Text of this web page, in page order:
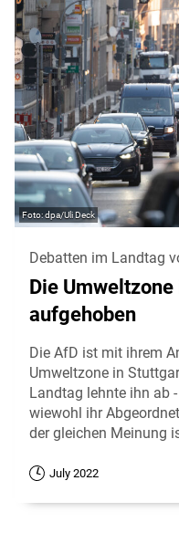
dpa/Uli Deck
Debatten im Landtag
Die
aufgehoben
Die AfD ist mit ihrem
Umweltzone in
Landtag lehnte ihn ab
wiewohl ihr
der gleichen Meinung
July 2022